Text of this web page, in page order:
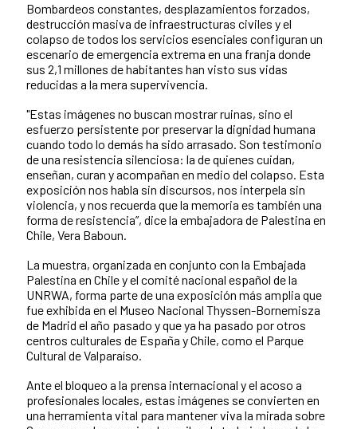
Bombardeos constantes, desplazamientos forzados,
destrucción masiva de infraestructuras civiles y el
colapso de todos los servicios esenciales configuran un
escenario de emergencia extrema en una franja donde
sus 2,1 millones de habitantes han visto sus vidas
reducidas a la mera supervivencia.
"Estas imágenes no buscan mostrar ruinas, sino el
esfuerzo persistente por preservar la dignidad humana
cuando todo lo demás ha sido arrasado. Son testimonio
de una resistencia silenciosa: la de quienes cuidan,
enseñan, curan y acompañan en medio del colapso. Esta
exposición nos habla sin discursos, nos interpela sin
violencia, y nos recuerda que la memoria es también una
forma de resistencia”, dice la embajadora de Palestina en
Chile, Vera Baboun.
La muestra, organizada en conjunto con la Embajada
Palestina en Chile y el comité nacional español de la
UNRWA, forma parte de una exposición más amplia que
fue exhibida en el Museo Nacional Thyssen-Bornemisza
de Madrid el año pasado y que ya ha pasado por otros
centros culturales de España y Chile, como el Parque
Cultural de Valparaíso.
Ante el bloqueo a la prensa internacional y el acoso a
profesionales locales, estas imágenes se convierten en
una herramienta vital para mantener viva la mirada sobre